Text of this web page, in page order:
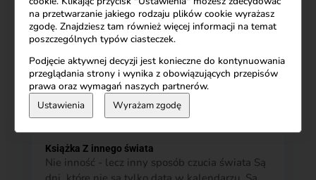
Książka Z innego świata
Nie inność - lecz inny sposób czucia świata Są
na przetwarzanie jakiego rodzaju plików cookie wyrażasz
zgodę. Znajdziesz tam również więcej informacji na temat
poszczególnych typów ciasteczek.
Podjęcie aktywnej decyzji jest konieczne do kontynuowania
przeglądania strony i wynika z obowiązujących przepisów
prawa oraz wymagań naszych partnerów.
Ustawienia Wyrażam zgodę